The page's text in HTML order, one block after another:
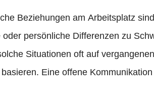
Beziehungen am Arbeitsplatz
persönliche Differenzen zu
Situationen oft auf
Eine offene